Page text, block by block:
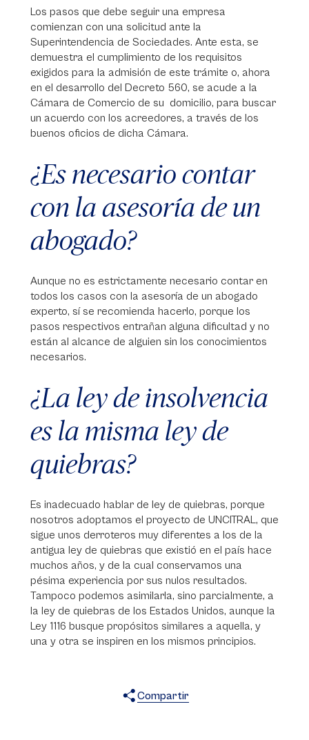
Los pasos que debe seguir una empresa
comienzan con una solicitud ante la
Superintendencia de Sociedades. Ante esta, se
demuestra el cumplimiento de los requisitos
exigidos para la admisión de este trámite o, ahora
en el desarrollo del Decreto 560, se acude a la
Cámara de Comercio de su domicilio, para buscar
un acuerdo con los acreedores, a través de los
buenos oficios de dicha Cámara.
¿Es necesario contar
con la asesoría de un
abogado?
Aunque no es estrictamente necesario contar en
todos los casos con la asesoría de un abogado
experto, sí se recomienda hacerlo, porque los
pasos respectivos entrañan alguna dificultad y no
están al alcance de alguien sin los conocimientos
necesarios.
¿La ley de insolvencia
es la misma ley de
quiebras?
Es inadecuado hablar de ley de quiebras, porque
nosotros adoptamos el proyecto de UNCITRAL, que
sigue unos derroteros muy diferentes a los de la
antigua ley de quiebras que existió en el país hace
muchos años, y de la cual conservamos una
pésima experiencia por sus nulos resultados.
Tampoco podemos asimilarla, sino parcialmente, a
la ley de quiebras de los Estados Unidos, aunque la
Ley 1116 busque propósitos similares a aquella, y
una y otra se inspiren en los mismos principios.
Compartir